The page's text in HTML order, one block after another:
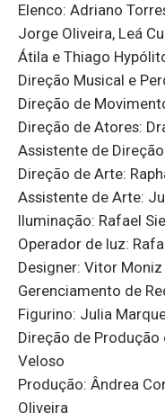
Elenco: Adriano
Jorge Oliveira, Leá
Átila e Thiago
Direção Musical e
Direção de
Direção de Atores:
Assistente de
Direção de Arte:
Assistente de Arte:
Iluminação: Rafael
Operador de luz:
Designer: Vitor Moniz
Gerenciamento de
Figurino: Julia
Direção de Produção
Veloso
Produção: Ândrea
Oliveira